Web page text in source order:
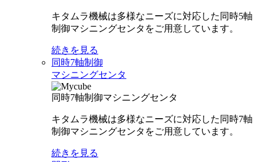
キタムラ機械は多様なニーズに対応した同時5軸
制御マシニングセンタをご用意しています。
続きを見る
同時7軸制御
マシニングセンタ
同時7軸制御マシニングセンタ
キタムラ機械は多様なニーズに対応した同時7軸
制御マシニングセンタをご用意しています。
続きを見る